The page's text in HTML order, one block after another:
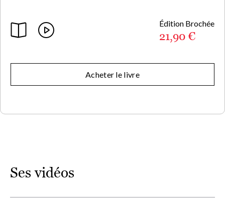
Édition Brochée
21,90 €
Acheter le livre
Ses vidéos